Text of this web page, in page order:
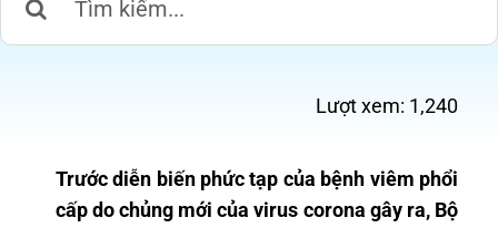
Lượt xem: 1,240
Trước diễn biến phức tạp của bệnh viêm phổi
cấp do chủng mới của virus corona gây ra, Bộ